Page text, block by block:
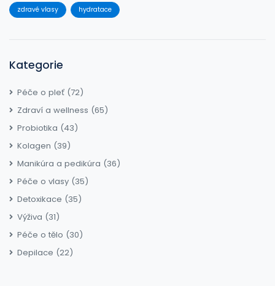
zdravé vlasy hydratace
Kategorie
Péče o pleť (72)
Zdraví a wellness (65)
Probiotika (43)
Kolagen (39)
Manikúra a pedikúra (36)
Péče o vlasy (35)
Detoxikace (35)
Výživa (31)
Péče o tělo (30)
Depilace (22)